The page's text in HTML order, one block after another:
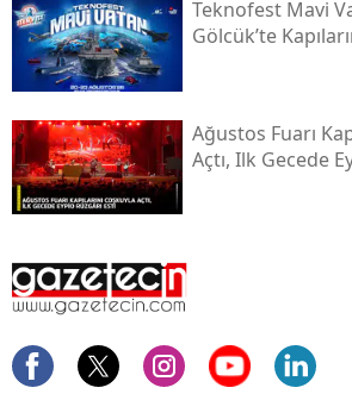
Teknofest Mavi
Gölcük’te
Ağustos Fuarı
Açtı, Ilk Gecede